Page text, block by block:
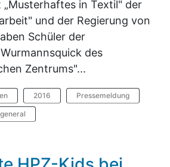
„Musterhaftes in Textil" der
und der Regierung von
Schüler der
des
Zentrums"...
2016 Pressemeldung
general